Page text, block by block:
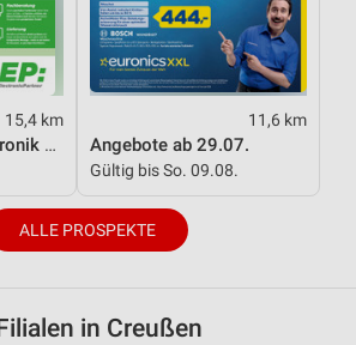
15,4 km
Unterhaltungselektronik 08/2026
11,6 km
Angebote ab 29.07.
Gültig bis So. 09.08.
ALLE PROSPEKTE
in Creußen